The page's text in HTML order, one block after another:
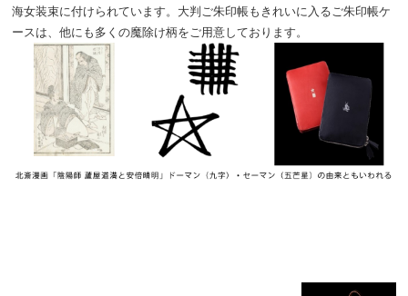
海女装束に付けられています。大判ご朱印帳もきれいに入るご朱印帳ケ
ースは、他にも多くの魔除け柄をご用意しております。